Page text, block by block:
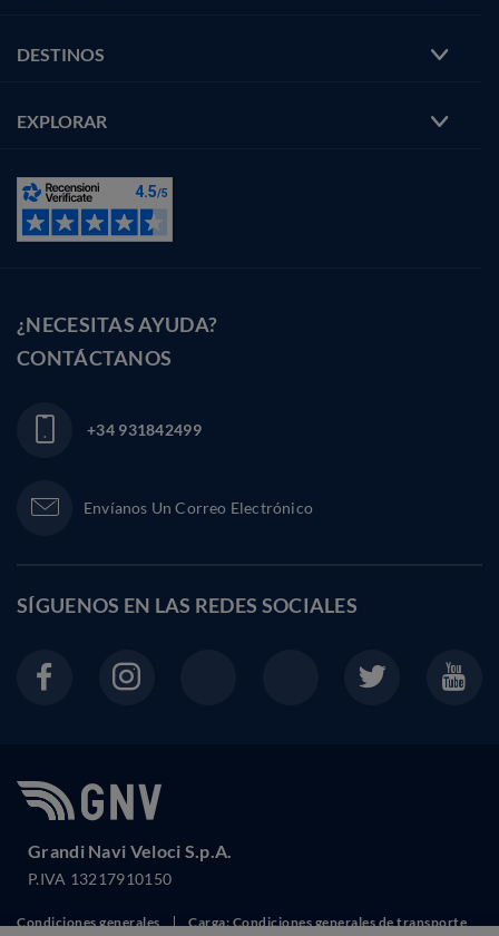
DESTINOS
EXPLORAR
¿NECESITAS AYUDA?
CONTÁCTANOS
+34 931842499
Envíanos Un Correo Electrónico
SÍGUENOS EN LAS REDES SOCIALES
Grandi Navi Veloci S.p.A.
P.IVA 13217910150
Condiciones generales Carga: Condiciones generales de transporte